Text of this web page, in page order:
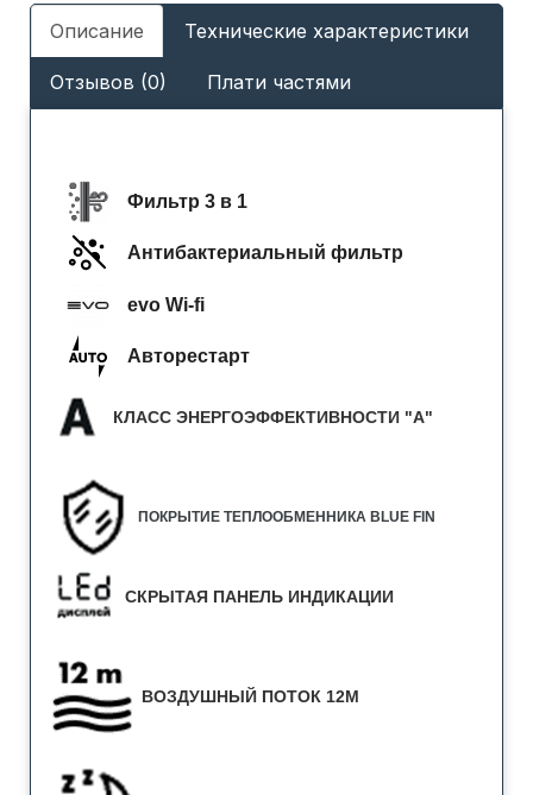
Описание Технические характеристики
Отзывов (0) Плати частями
Фильтр 3 в 1
Антибактериальный фильтр
evo Wi-fi
Авторестарт
КЛАСС ЭНЕРГОЭФФЕКТИВНОСТИ "A"
ПОКРЫТИЕ ТЕПЛООБМЕННИКА BLUE FIN
СКРЫТАЯ ПАНЕЛЬ ИНДИКАЦИИ
ВОЗДУШНЫЙ ПОТОК 12М